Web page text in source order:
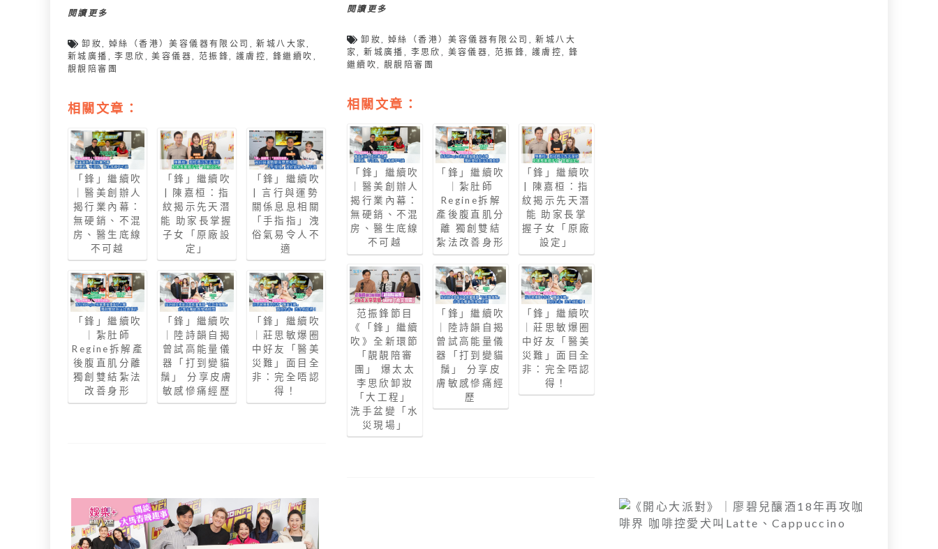
閱讀更多
卸妝,婥絲（香港）美容儀器有限公司 ,新城八大家,
新城廣播 ,李思欣 ,美容儀器, 范振鋒, 護膚控, 鋒繼續吹 ,
靚靚陪審團
相關文章：
「鋒」繼續吹
｜醫美創辦人
揭行業內幕：
無硬銷、不混
房、醫生底線
不可越
「鋒」繼續吹
｜紮肚師
Regine拆解產
後腹直肌分離
獨創雙結紮法
改善身形
「鋒」繼續吹
| 陳嘉桓：指
紋揭示先天潛
能 助家長掌握
子女「原廠設
定」
「鋒」繼續吹
｜陸詩韻自揭
曾試高能量儀
器「打到變貓
鬚」 分享皮膚
敏感慘痛經歷
「鋒」繼續吹
| 言行與運勢
關係息息相關
「手指指」洩
俗氣易令人不
適
「鋒」繼續吹
｜莊思敏爆圈
中好友「醫美
災難」面目全
非：完全唔認
得！
閱讀更多
卸妝, 婥絲（香港）美容儀器有限公司 ,新城八大
家,新城廣播 , 李思欣 , 美容儀器,范振鋒,護膚控,鋒
繼續吹, 靚靚陪審團
相關文章：
「鋒」繼續吹
｜醫美創辦人
揭行業內幕：
無硬銷、不混
房、醫生底線
不可越
范振鋒節目
《「鋒」繼續
吹》全新環節
「靚靚陪審
團」 爆太太
李思欣卸妝
「大工程」
洗手盆變「水
災現場」
「鋒」繼續吹
｜紮肚師
Regine拆解
產後腹直肌分
離 獨創雙結
紮法改善身形
「鋒」繼續吹
｜陸詩韻自揭
曾試高能量儀
器「打到變貓
鬚」 分享皮
膚敏感慘痛經
歷
「鋒」繼續吹
| 陳嘉桓：指
紋揭示先天潛
能 助家長掌
握子女「原廠
設定」
「鋒」繼續吹
｜莊思敏爆圈
中好友「醫美
災難」面目全
非：完全唔認
得！